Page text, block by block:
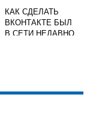
КАК СДЕЛАТЬ
ВКОНТАКТЕ БЫЛ
В СЕТИ НЕДАВНО